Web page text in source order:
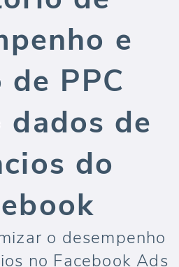
e
PPC
dados de
do
o desempenho
no Facebook Ads